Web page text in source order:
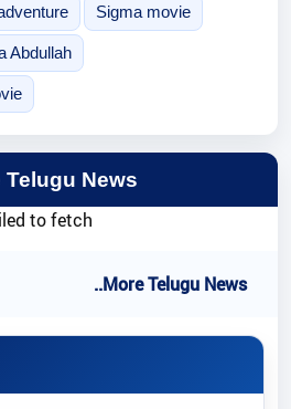
Sigma movie
Abdullah
Telugu News
to fetch
..More Telugu News